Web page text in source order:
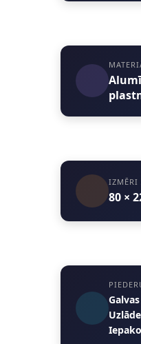
IZMĒRI
80 ×